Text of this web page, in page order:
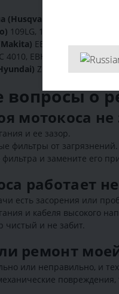
(Husqvarna)
525Rx,
109LG, 154, 142, 142 SB,
EBH 341 U, EM
4010, EBH 341 R, EM 4351
Z 525, Z 435, Z 420,
вопросы о
мотокоса не
и ее зазор.
фильтры от загрязнений.
и замените его
работает
есть засорения или
и кабеля высокого
чистый и не забит.
ремонт
или неправильно, и